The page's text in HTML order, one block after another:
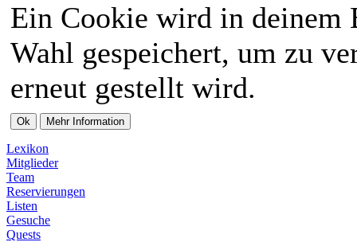
Ein Cookie wird in deinem
Wahl gespeichert, um zu
erneut gestellt wird.
Lexikon
Mitglieder
Team
Reservierungen
Listen
Gesuche
Quests